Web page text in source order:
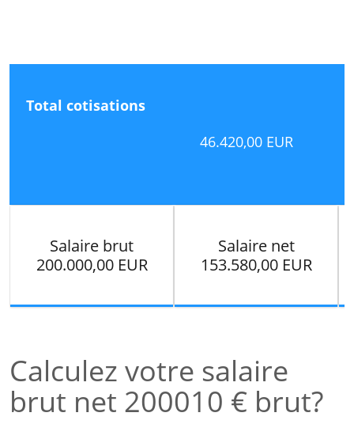
Total cotisations
46.420,00 EUR
Salaire brut
200.000,00 EUR
Salaire net
153.580,00 EUR
Calculez votre salaire
brut net 200010 € brut?